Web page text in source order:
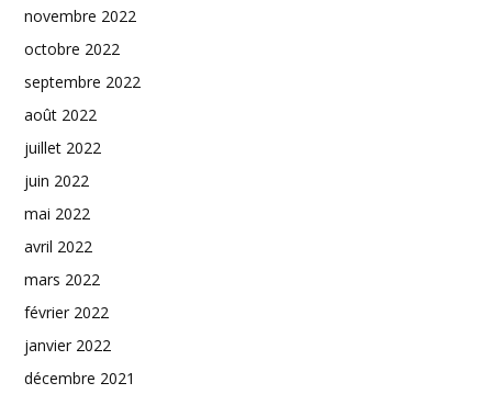
novembre 2022
octobre 2022
septembre 2022
août 2022
juillet 2022
juin 2022
mai 2022
avril 2022
mars 2022
février 2022
janvier 2022
décembre 2021